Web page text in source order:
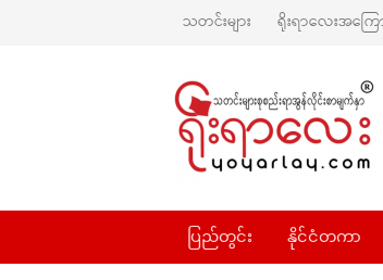
သတင်းများ ရိုးရာလေးအကြေ
ပြည်တွင်း နိုင်ငံတကာ